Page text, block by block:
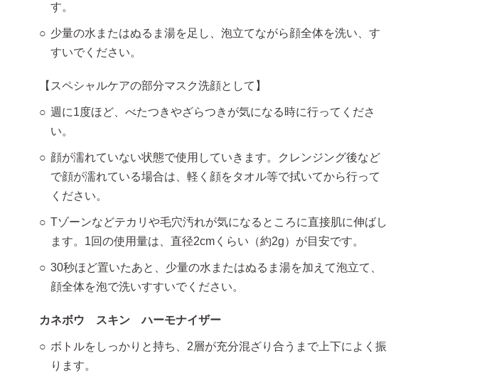
す。
少量の水またはぬるま湯を足し、泡立てながら顔全体を洗い、す
すいでください。
【スペシャルケアの部分マスク洗顔として】
週に1度ほど、べたつきやざらつきが気になる時に行ってくださ
い。
顔が濡れていない状態で使用していきます。クレンジング後など
で顔が濡れている場合は、軽く顔をタオル等で拭いてから行って
ください。
Tゾーンなどテカリや毛穴汚れが気になるところに直接肌に伸ばし
ます。1回の使用量は、直径2cmくらい（約2g）が目安です。
30秒ほど置いたあと、少量の水またはぬるま湯を加えて泡立て、
顔全体を泡で洗いすすいでください。
カネボウ スキン ハーモナイザー
ボトルをしっかりと持ち、2層が充分混ざり合うまで上下によく振
ります。